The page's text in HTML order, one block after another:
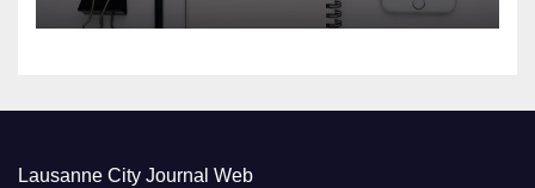
Lausanne City Journal Web